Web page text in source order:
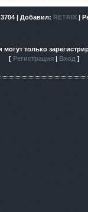
| Добавил: RETRIX |
только
[ Регистрация | Вход ]